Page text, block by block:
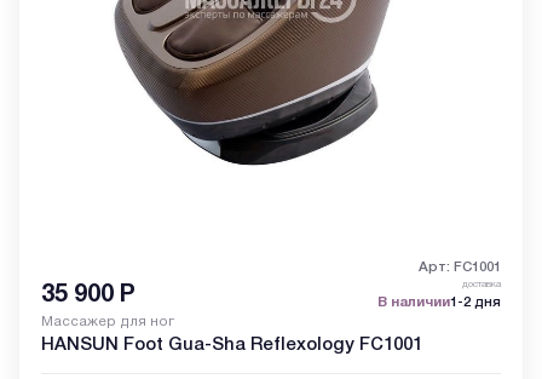
Арт: FC1001
35 900 Р доставка
В наличии1-2 дня
Массажер для ног
HANSUN Foot Gua-Sha Reflexology FC1001